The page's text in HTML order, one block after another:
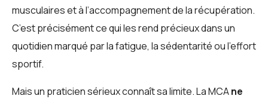
musculaires et à l’accompagnement de la récupération.
C’est précisément ce qui les rend précieux dans un
quotidien marqué par la fatigue, la sédentarité ou l’effort
sportif.
Mais un praticien sérieux connaît sa limite. La MCAne